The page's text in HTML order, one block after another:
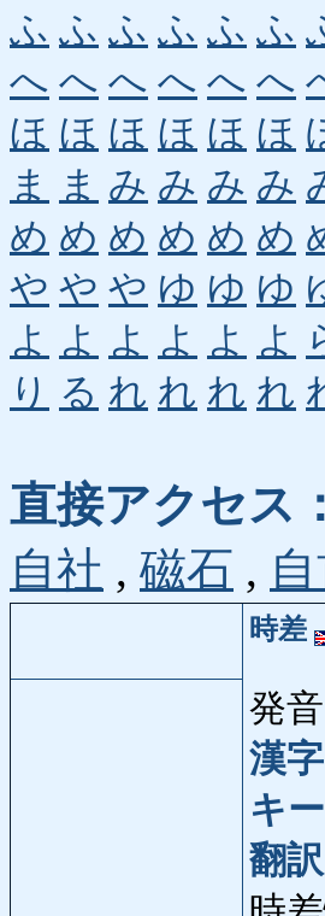
ふ ふ ふ ふ ふ ふ
へ へ へ へ へ へ
ほ ほ ほ ほ ほ ほ
ま
ま み み み み
め め め め め め
や や や ゆ ゆ ゆ
よ よ よ よ よ よ
り る れ れ れ れ
直接アクセス：
自社 , 磁石 ,
時差
発
漢字
キ
翻訳